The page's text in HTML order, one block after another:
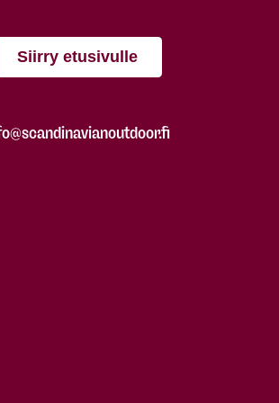
Siirry etusivulle